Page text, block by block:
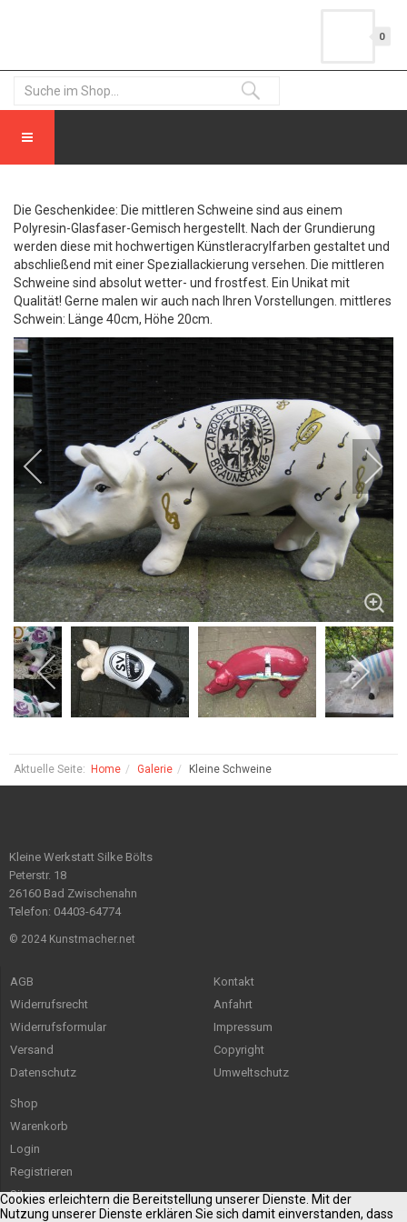
0
Die Geschenkidee: Die mittleren Schweine sind aus einem
Polyresin-Glasfaser-Gemisch hergestellt. Nach der Grundierung
werden diese mit hochwertigen Künstleracrylfarben gestaltet und
abschließend mit einer Speziallackierung versehen. Die mittleren
Schweine sind absolut wetter- und frostfest. Ein Unikat mit
Qualität! Gerne malen wir auch nach Ihren Vorstellungen. mittleres
Schwein: Länge 40cm, Höhe 20cm.
Aktuelle Seite: Home Galerie Kleine Schweine
Kleine Werkstatt Silke Bölts
Peterstr. 18
26160 Bad Zwischenahn
Telefon: 04403-64774
© 2024 Kunstmacher.net
AGB
Widerrufsrecht
Widerrufsformular
Versand
Datenschutz
Kontakt
Anfahrt
Impressum
Copyright
Umweltschutz
Shop
Warenkorb
Login
Registrieren
Sitemap
Cookies erleichtern die Bereitstellung unserer Dienste. Mit der
Nutzung unserer Dienste erklären Sie sich damit einverstanden, dass